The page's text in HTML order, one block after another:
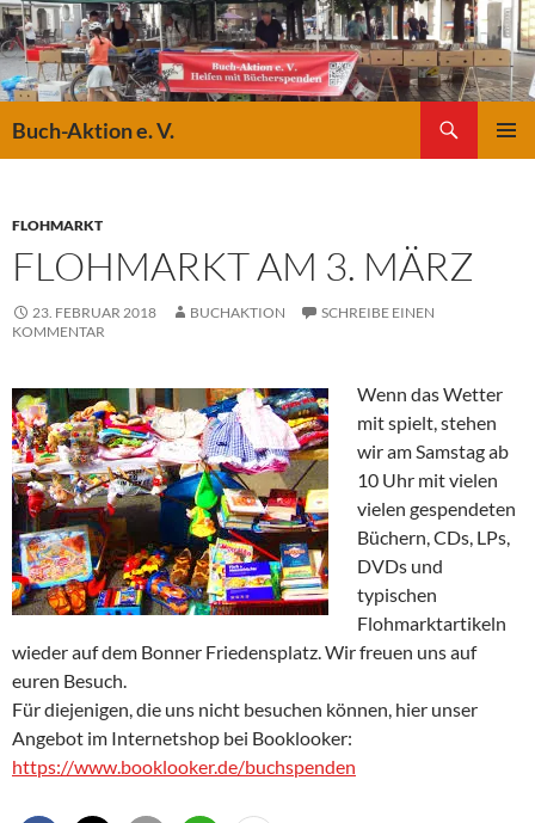
Buch-Aktion e. V.
FLOHMARKT
FLOHMARKT AM 3. MÄRZ
23. FEBRUAR 2018 BUCHAKTION
SCHREIBE EINEN
KOMMENTAR
Wenn das Wetter
mit spielt, stehen
wir am Samstag ab
10 Uhr mit vielen
vielen gespendeten
Büchern, CDs, LPs,
DVDs und
typischen
Flohmarktartikeln
wieder auf dem Bonner Friedensplatz. Wir freuen uns auf
euren Besuch.
Für diejenigen, die uns nicht besuchen können, hier unser
Angebot im Internetshop bei Booklooker:
https://www.booklooker.de/buchspenden